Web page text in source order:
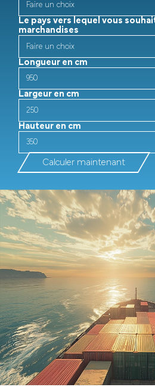
Le pays vers lequel vous
marchandises
Longueur en cm
Largeur en cm
Hauteur en cm
Calculer maintenant